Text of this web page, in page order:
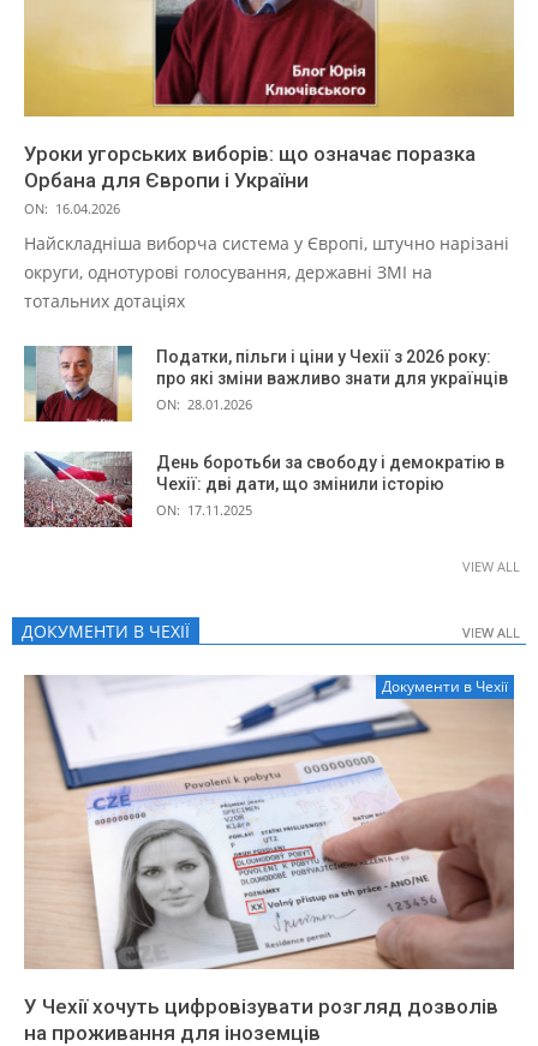
Уроки угорських виборів: що означає поразка
Орбана для Європи і України
ON: 16.04.2026
Найскладніша виборча система у Європі, штучно нарізані
округи, однотурові голосування, державні ЗМІ на
тотальних дотаціях
Податки, пільги і ціни у Чехії з 2026 року:
про які зміни важливо знати для українців
ON: 28.01.2026
День боротьби за свободу і демократію в
Чехії: дві дати, що змінили історію
ON: 17.11.2025
VIEW ALL
ДОКУМЕНТИ В ЧЕХІЇ VIEW ALL
Документи в Чехії
У Чехії хочуть цифровізувати розгляд дозволів
на проживання для іноземців
VIEW ALL